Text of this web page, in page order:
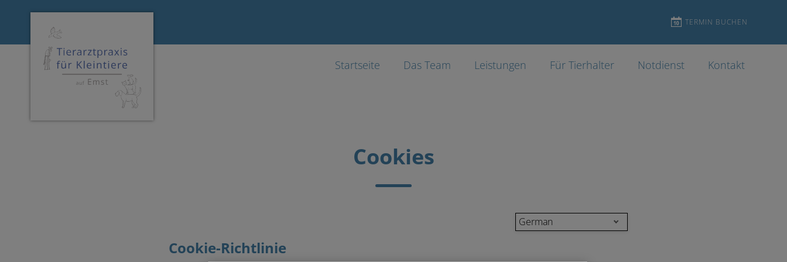
Homepage Kleintieraerzte Hagen
TERMIN BUCHEN
Startseite Das Team Leistungen Für Tierhalter Notdienst Kontakt
Cookies
German
Cookie-Richtlinie